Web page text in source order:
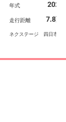
ートライト オート
コン ＣＤ ＤＶＤ
生 地デジ
年式 2021
走行距離 7.8万
ネクステージ 四日市店